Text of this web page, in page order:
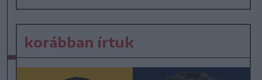
korábban írtuk